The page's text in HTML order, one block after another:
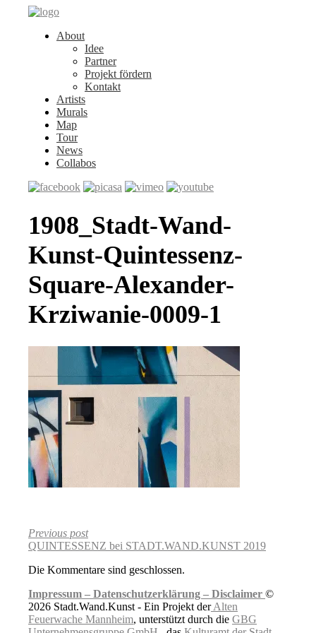
About
Idee
Partner
Projekt fördern
Kontakt
Artists
Murals
Map
Tour
News
Collabos
1908_Stadt-Wand-
Kunst-Quintessenz-
Square-Alexander-
Krziwanie-0009-1
Previous post
QUINTESSENZ bei STADT.WAND.KUNST 2019
Die Kommentare sind geschlossen.
Impressum – Datenschutzerklärung – Disclaimer ©
2026 Stadt.Wand.Kunst - Ein Projekt derAlten
Feuerwache Mannheim, unterstützt durch die GBG